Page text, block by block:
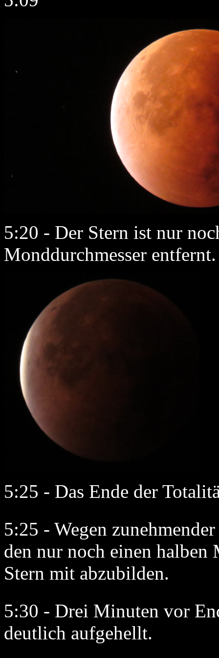
5:20 - Der Stern ist nur
Monddurchmesser entfernt.
5:25 - Das Ende der
5:25 - Wegen
den nur noch einen halben
Stern mit abzubilden.
5:30 - Drei Minuten vor
deutlich aufgehellt.